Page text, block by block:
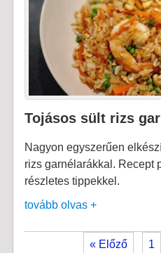
Tojásos sült rizs
Nagyon egyszerűen
rizs garnélarákkal. Recept
részletes tippekkel.
tovább olvas +
« Előző 1